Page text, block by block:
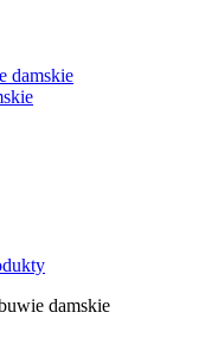
damskie
damskie